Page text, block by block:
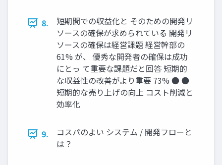
8.
短期間での収益化と そのための開発リ
ソースの確保が求められている 開発リ
ソースの確保は経営課題 経営幹部の
61% が、 優秀な開発者の確保は成功
にとっ て重要な課題だと回答 短期的
な収益性の改善がより重要 73% ● ●
短期的な売り上げの向上 コスト削減と
効率化
9.
コスパのよい システム / 開発フローと
は？